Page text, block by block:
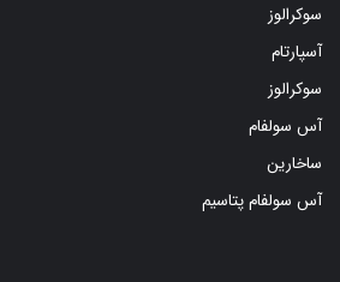
سوکرالوز
آسپارتام
سوکرالوز
آس سولفام
ساخارین
آس سولفام پتاسیم